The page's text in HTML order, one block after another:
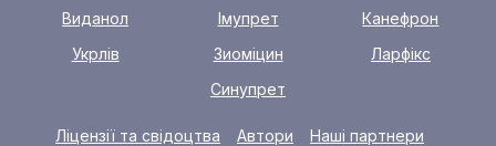
Виданол
Імупрет
Канефрон
Укрлів
Зиоміцин
Ларфікс
Синупрет
Ліцензії та свідоцтва Автори
Наші партнери